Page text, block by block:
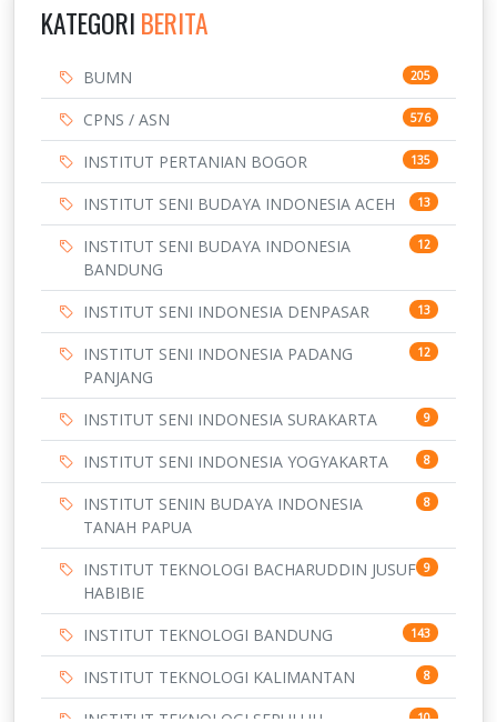
KATEGORI BERITA
BUMN 205
CPNS / ASN 576
INSTITUT PERTANIAN BOGOR 135
INSTITUT SENI BUDAYA INDONESIA ACEH 13
INSTITUT SENI BUDAYA INDONESIA
BANDUNG
12
INSTITUT SENI INDONESIA DENPASAR 13
INSTITUT SENI INDONESIA PADANG
PANJANG
12
INSTITUT SENI INDONESIA SURAKARTA 9
INSTITUT SENI INDONESIA YOGYAKARTA 8
INSTITUT SENIN BUDAYA INDONESIA
TANAH PAPUA
8
INSTITUT TEKNOLOGI BACHARUDDIN JUSUF
HABIBIE
9
INSTITUT TEKNOLOGI BANDUNG 143
INSTITUT TEKNOLOGI KALIMANTAN 8
10